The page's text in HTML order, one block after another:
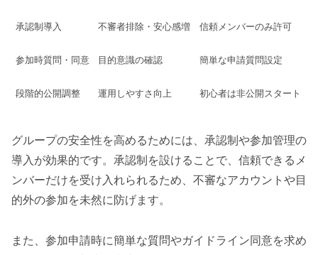
承認制導入 不審者排除・安心感増 信頼メンバーのみ許可
参加時質問・同意 目的意識の確認 簡単な申請質問設定
段階的公開調整 運用しやすさ向上 初心者は非公開スタート
グループの安全性を高めるためには、承認制や参加管理の
導入が効果的です。承認制を設けることで、信頼できるメ
ンバーだけを受け入れられるため、不審なアカウントや目
的外の参加を未然に防げます。
また、参加申請時に簡単な質問やガイドライン同意を求め